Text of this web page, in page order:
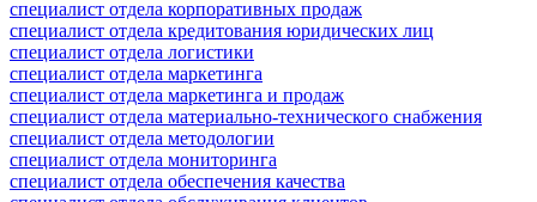
специалист отдела корпоративных продаж
специалист отдела кредитования юридических лиц
специалист отдела логистики
специалист отдела маркетинга
специалист отдела маркетинга и продаж
специалист отдела материально-технического снабжения
специалист отдела методологии
специалист отдела мониторинга
специалист отдела обеспечения качества